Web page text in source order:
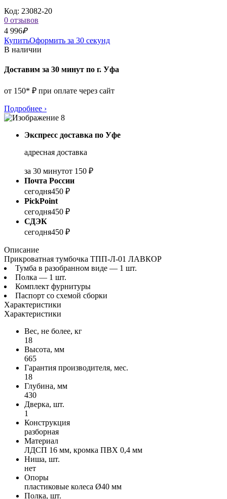
Код: 23082-20
0 отзывов
4 996₽
КупитьОформить за 30 секунд
В наличии
Доставим за 30 минут по г. Уфа
от 150* ₽ при оплате через сайт
Подробнее ›
Экспресс доставка по Уфе
адресная доставка
за 30 минутот 150 ₽
Почта России
сегодня450 ₽
PickPoint
сегодня450 ₽
СДЭК
сегодня450 ₽
Описание
Прикроватная тумбочка ТПП-Л-01 ЛАВКОР
Тумба в разобранном виде — 1 шт.
Полка — 1 шт.
Комплект фурнитуры
Паспорт со схемой сборки
Характеристики
Характеристики
Вес, не более, кг
18
Высота, мм
665
Гарантия производителя, мес.
18
Глубина, мм
430
Дверка, шт.
1
Конструкция
разборная
Материал
ЛДСП 16 мм, кромка ПВХ 0,4 мм
Ниша, шт.
нет
Опоры
пластиковые колеса Ø40 мм
Полка, шт.